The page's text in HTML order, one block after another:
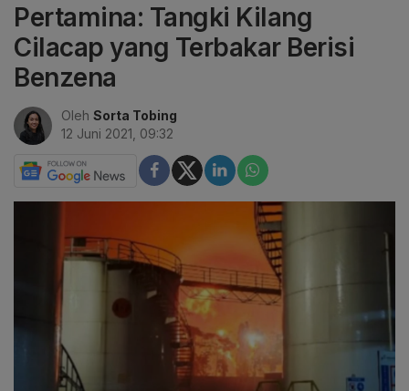
Pertamina: Tangki Kilang
Cilacap yang Terbakar Berisi
Benzena
Oleh Sorta Tobing
12 Juni 2021, 09:32